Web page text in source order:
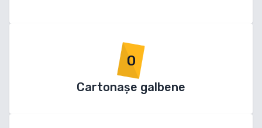
0
Cartonașe galbene